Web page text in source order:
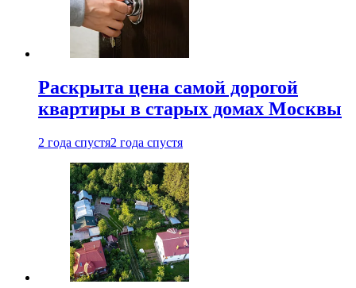
Раскрыта цена самой дорогой
квартиры в старых домах Москвы
2 года спустя2 года спустя